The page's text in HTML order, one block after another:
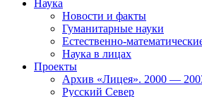
Наука
Новости и факты
Гуманитарные науки
Естественно-
Наука в лицах
Проекты
Архив «Лицея». 2000 —
Русский Север